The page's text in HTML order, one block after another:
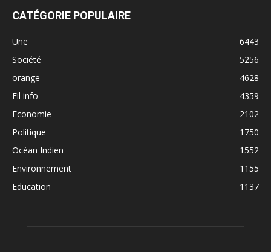
CATÉGORIE POPULAIRE
Une
6443
Société
5256
orange
4628
Fil info
4359
Economie
2102
Politique
1750
Océan Indien
1552
Environnement
1155
Education
1137